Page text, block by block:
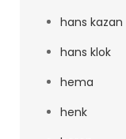
hans kazan
hans klok
hema
henk